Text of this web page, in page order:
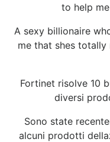
to help
A sexy billionaire
me that shes totally
Fortinet risolve 10
diversi
Sono state
alcuni prodotti